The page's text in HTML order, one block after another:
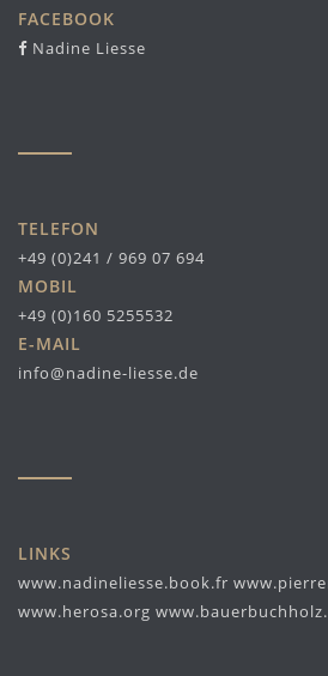
FACEBOOK
Nadine Liesse
TELEFON
+49 (0)241 / 969 07 694
MOBIL
+49 (0)160 5255532
E-MAIL
info@nadine-liesse.de
LINKS
www.nadineliesse.book.fr
www.herosa.org